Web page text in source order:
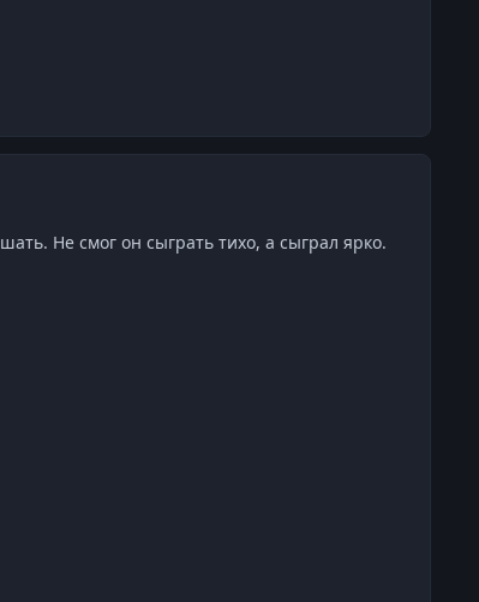
Не смог он сыграть тихо, а сыграл ярко.